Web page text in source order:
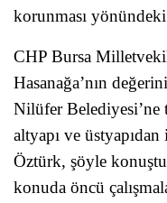
korunması
CHP Bursa
Hasanağa’nın
Nilüfer Belediyesi’ne
altyapı ve
Öztürk, şöyle
konuda öncü